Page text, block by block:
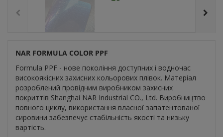
NAR FORMULA COLOR PPF
Formula PPF - нове покоління доступних і водночас
високоякісних захисних кольорових плівок. Матеріал
розроблений провідним виробником захисних
покриттів Shanghai NAR Industrial CO., Ltd. Виробництво
повного циклу, використання власної запатентованої
сировини забезпечує стабільність якості та низьку
вартість.